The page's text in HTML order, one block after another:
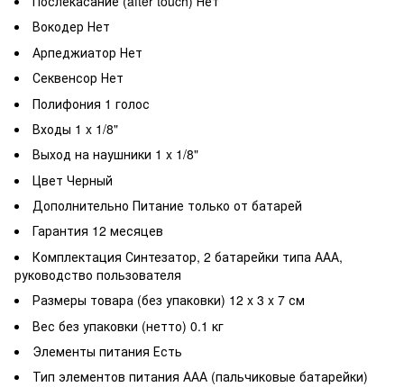
Вокодер Нет
Арпеджиатор Нет
Секвенсор Нет
Полифония 1 голос
Входы 1 x 1/8"
Выход на наушники 1 x 1/8"
Цвет Черный
Дополнительно Питание только от батарей
Гарантия 12 месяцев
Комплектация Синтезатор, 2 батарейки типа ААА,
руководство пользователя
Размеры товара (без упаковки) 12 x 3 x 7 см
Вес без упаковки (нетто) 0.1 кг
Элементы питания Есть
Тип элементов питания ААА (пальчиковые батарейки)